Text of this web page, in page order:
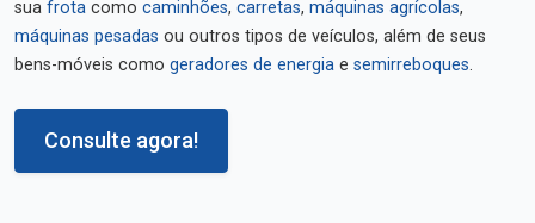
sua frota como caminhões, carretas, máquinas agrícolas,
máquinas pesadas ou outros tipos de veículos, além de seus
bens-móveis como geradores de energia e semirreboques.
Consulte agora!